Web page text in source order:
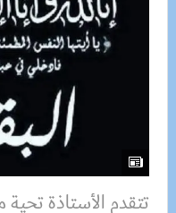
تتقدم الأستاذة